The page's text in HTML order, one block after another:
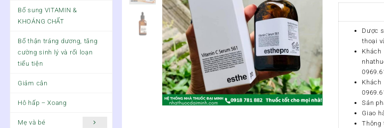
Bổ sung VITAMIN &
KHOÁNG CHẤT
Bổ thận tráng dương, tăng
cường sinh lý và rối loạn
tiểu tiện
Giảm cân
Hô hấp – Xoang
Mẹ và bé
Dược
thoại
Sản
Giao
Thông